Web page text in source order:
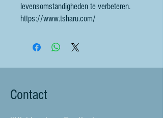
levensomstandigheden te verbeteren.
https://www.tsharu.com/
Contact